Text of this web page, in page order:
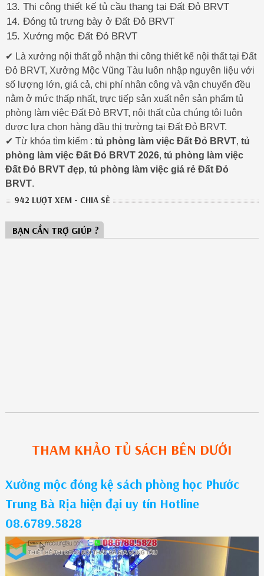
Thi công thiết kế tủ cầu thang tại Đất Đỏ BRVT
Đóng tủ trưng bày ở Đất Đỏ BRVT
Xưởng mộc Đất Đỏ BRVT
✔ Là xưởng nội thất gỗ nhận thi công thiết kế nội thất tại Đất
Đỏ BRVT, Xưởng Mộc Vũng Tàu luôn nhập nguyên liệu với
số lượng lớn, giá cả, chi phí nhân công và vận chuyển đều
nằm ở mức thấp nhất, trực tiếp sản xuất nên sản phẩm tủ
phòng làm việc Đất Đỏ BRVT, nội thất của chúng tôi luôn
được lựa chọn hàng đầu thị trường tại Đất Đỏ BRVT.
✔ Từ khóa tìm kiếm : tủ phòng làm việc Đất Đỏ BRVT, tủ
phòng làm việc Đất Đỏ BRVT 2026, tủ phòng làm việc
Đất Đỏ BRVT đẹp, tủ phòng làm việc giá rẻ Đất Đỏ
BRVT.
942 LƯỢT XEM - CHIA SẺ
BẠN CẦN TRỢ GIÚP ?
THAM KHẢO TỦ SÁCH BÊN DƯỚI
Xưởng mộc đóng kệ sách phòng học Phước
Trung Bà Rịa hiện đại uy tín Hotline
08.6789.5828